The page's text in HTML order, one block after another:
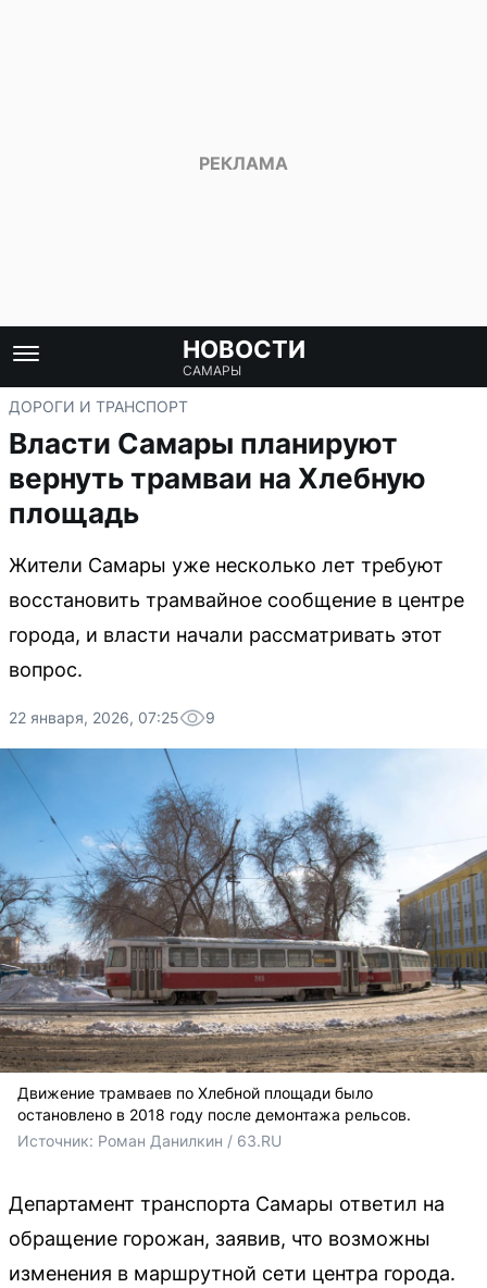
НОВОСТИ
САМАРЫ
ДОРОГИ И ТРАНСПОРТ
Власти Самары планируют
вернуть трамваи на Хлебную
площадь
Жители Самары уже несколько лет требуют
восстановить трамвайное сообщение в центре
города, и власти начали рассматривать этот
вопрос.
22 января, 2026, 07:25 9
Движение трамваев по Хлебной площади было
остановлено в 2018 году после демонтажа рельсов.
Источник: Роман Данилкин / 63.RU
Департамент транспорта Самары ответил на
обращение горожан, заявив, что возможны
изменения в маршрутной сети центра города.